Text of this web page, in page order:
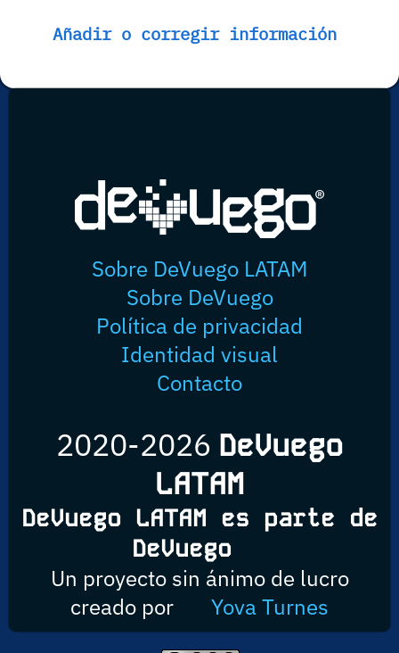
Añadir o corregir información
Sobre DeVuego LATAM
Sobre DeVuego
Política de privacidad
Identidad visual
Contacto
2020-2026 DeVuego
LATAM
DeVuego LATAM es parte de
DeVuego
Un proyecto sin ánimo de lucro
creado por
Yova Turnes